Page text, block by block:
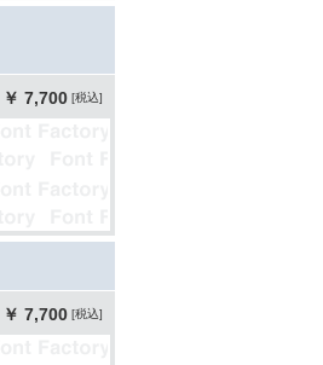
￥ 7,700 [税込]
￥ 7,700 [税込]